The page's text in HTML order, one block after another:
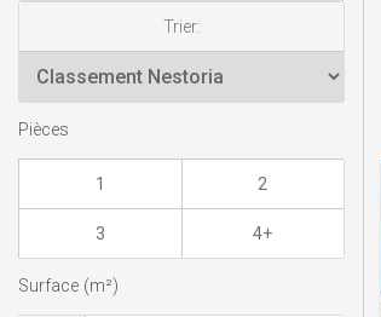
Trier:
Pièces
1 2
3 4+
Surface (m²)